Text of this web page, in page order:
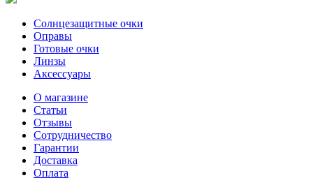
Солнцезащитные очки
Оправы
Готовые очки
Линзы
Аксессуары
О магазине
Статьи
Отзывы
Сотрудничество
Гарантии
Доставка
Оплата